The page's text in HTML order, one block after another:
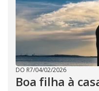
DO R7/04/02/2026
Boa filha à